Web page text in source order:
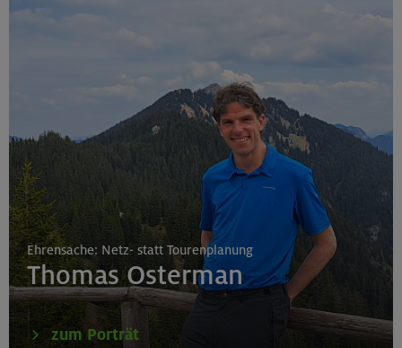
Ehrensache: Netz- statt Tourenplanung
Thomas Osterman
zum Porträt